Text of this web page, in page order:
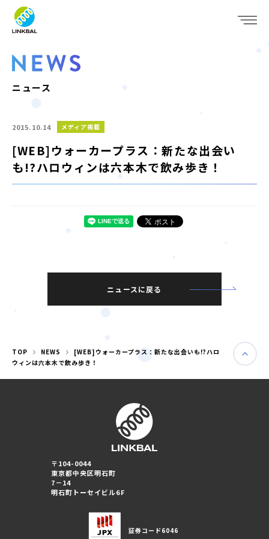
WHO WE ARE
SERVICE
IR
RECRUIT
婚活パーティー（東京）
婚活パーティー（大阪）
PRIVACY POLICY
JP
ニュース
2015.10.14 メディア掲載
[WEB]ウォーカープラス：新たな出会い
も!?ハロウィンは六本木で飲み歩き！
ニュースに戻る
TOP NEWS
[WEB]ウォーカープラス：新たな出会いも!?ハロ
ウィンは六本木で飲み歩き！
〒104-0044
東京都中央区明石町
7－14
明石町トーセイビル6F
証券コード6046